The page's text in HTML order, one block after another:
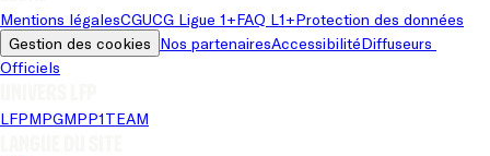
Mentions légalesCGUCG Ligue 1+FAQ L1+Protection des données
Gestion des cookies Nos partenairesAccessibilitéDiffuseurs
Officiels
LFPMPGMPP1TEAM